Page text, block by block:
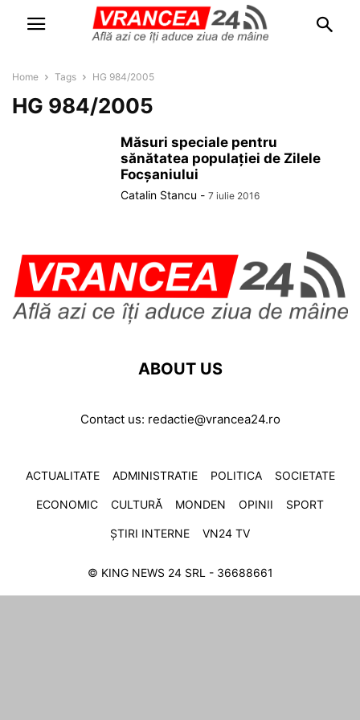
Home Tags HG 984/2005
HG 984/2005
Măsuri speciale pentru
sănătatea populației de Zilele
Focșaniului
Catalin Stancu - 7 iulie 2016
ABOUT US
Contact us: redactie@vrancea24.ro
ACTUALITATE ADMINISTRATIE POLITICA SOCIETATE
ECONOMIC CULTURĂ MONDEN OPINII SPORT
ȘTIRI INTERNE VN24 TV
© KING NEWS 24 SRL - 36688661